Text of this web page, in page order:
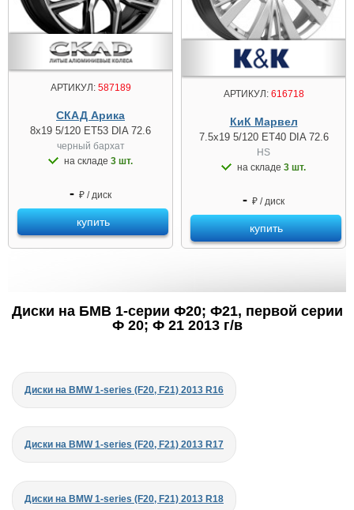
АРТИКУЛ:587189
СКАД Арика
8x19 5/120 ET53 DIA 72.6
черный бархат
на складе 3 шт.
- ₽ / диск
купить
АРТИКУЛ:616718
КиК Марвел
7.5x19 5/120 ET40 DIA 72.6
HS
на складе 3 шт.
- ₽ / диск
купить
Диски на БМВ 1-серии Ф20; Ф21, первой серии
Ф 20; Ф 21 2013 г/в
Диски на BMW 1-series (F20, F21) 2013 R16
Диски на BMW 1-series (F20, F21) 2013 R17
Диски на BMW 1-series (F20, F21) 2013 R18